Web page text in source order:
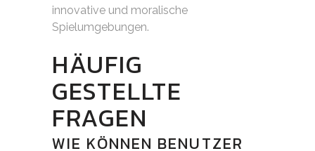
innovative und moralische
Spielumgebungen.
HÄUFIG
GESTELLTE
FRAGEN
WIE KÖNNEN BENUTZER